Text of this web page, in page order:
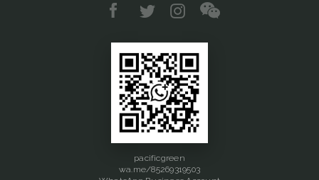
pacificgreen
wa.me/85269319503